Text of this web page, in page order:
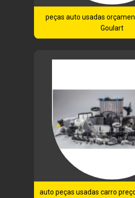
peças auto usadas
Goulart
auto peças usadas carro